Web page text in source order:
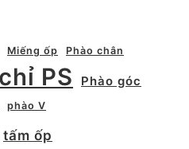
Miếng ốp Phào chân
PS
Phào góc
phào V
tấm ốp